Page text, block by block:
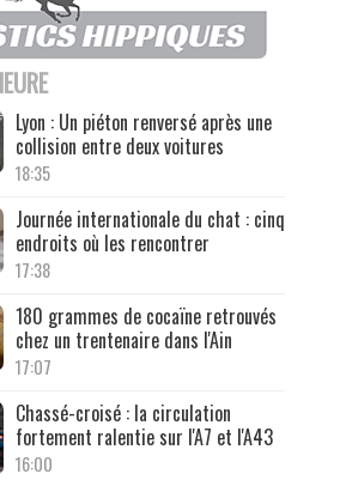
Lyon : Un piéton renversé après une
collision entre deux voitures
18:35
Journée internationale du chat : cinq
endroits où les rencontrer
17:38
180 grammes de cocaïne retrouvés
chez un trentenaire dans l'Ain
17:07
Chassé-croisé : la circulation
fortement ralentie sur l'A7 et l'A43
16:00